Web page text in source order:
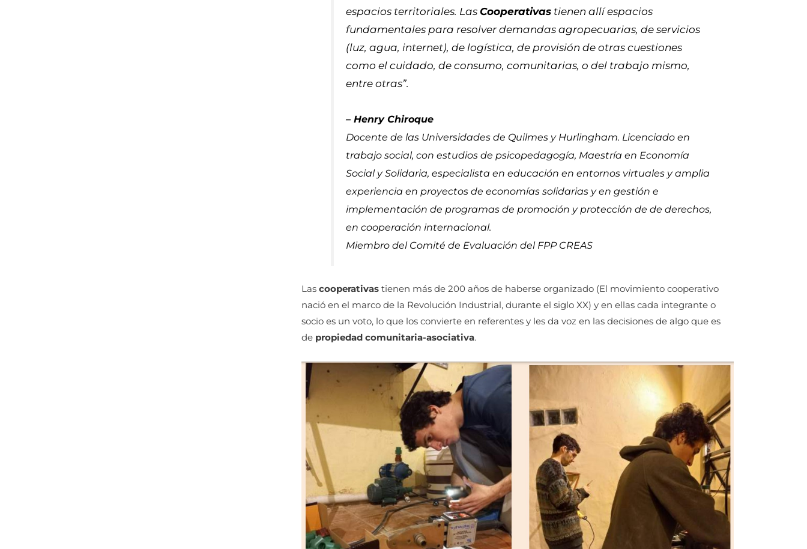
espacios territoriales. Las Cooperativas tienen allí espacios
fundamentales para resolver demandas agropecuarias, de servicios
(luz, agua, internet), de logística, de provisión de otras cuestiones
como el cuidado, de consumo, comunitarias, o del trabajo mismo,
entre otras”.
– Henry Chiroque
Docente de las Universidades de Quilmes y Hurlingham. Licenciado en
trabajo social, con estudios de psicopedagogía, Maestría en Economía
Social y Solidaria, especialista en educación en entornos virtuales y amplia
experiencia en proyectos de economías solidarias y en gestión e
implementación de programas de promoción y protección de de derechos,
en cooperación internacional.
Miembro del Comité de Evaluación del FPP CREAS
Las cooperativastienen más de 200 años de haberse organizado (El movimiento cooperativo
nació en el marco de la Revolución Industrial, durante el siglo XX) y en ellas cada integrante o
socio es un voto, lo que los convierte en referentes y les da voz en las decisiones de algo que es
depropiedad comunitaria-asociativa.